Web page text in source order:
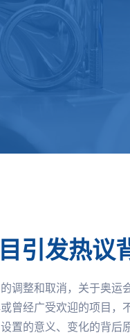
引发热议
调整和取消，关于奥
曾经广受欢迎的项目
置的意义、变化的背